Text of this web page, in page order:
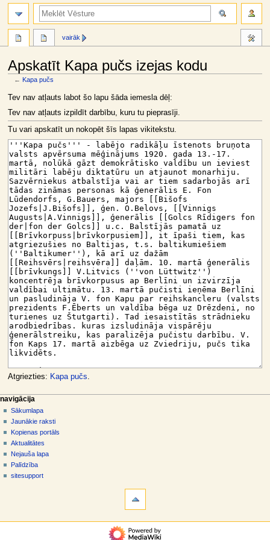
Apskatīt Kapa pučs izejas kodu
←Kapa pučs
Jump
to
navigation
Jump
to
search
Tev nav atļauts labot šo lapu šāda iemesla dēļ:
Tev nav atļauts izpildīt darbību, kuru tu pieprasīji.
Tu vari apskatīt un nokopēt šīs lapas vikitekstu.
Atgriezties: Kapa pučs
N
a
v
g
ā
c
a
lapas darbības
raksts
diskusija
skatīt
aplūkot
kodu
vēsture
vairāk
dalībnieka rīki
pieslēgties
navigācija
Sākumlapa
Jaunākie raksti
Kopienas portāls
Aktualitātes
Nejauša lapa
Palīdzība
sitesupport
meklēt
navigācija